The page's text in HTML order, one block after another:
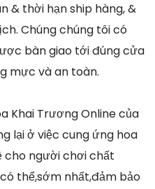
& thời hạn ship hàng, &
Chúng chúng tôi có
bàn giao tới đúng cửa
mực và an toàn.
Khai Trương Online của
lại ở việc cung ứng hoa
cho người chơi chất
thể,sớm nhất,đảm bảo